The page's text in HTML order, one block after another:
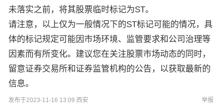
未落实之前，将其股票临时标记为ST。
请注意，以上仅为一般情况下的ST标记可能的情况，具
体的标记规定可能因市场环境、监管要求和公司治理等
因素而有所变化。建议您在关注股票市场动态的同时，
留意证券交易所和证券监管机构的公告，以获取最新的
信息。
发布于2023-11-16 13:09 西安 举报